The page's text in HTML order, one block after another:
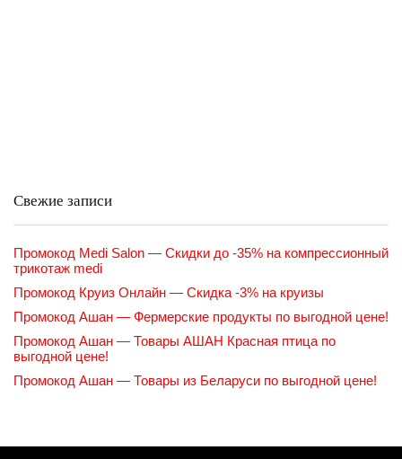
Свежие записи
Промокод Medi Salon — Скидки до -35% на компрессионный
трикотаж medi
Промокод Круиз Онлайн — Скидка -3% на круизы
Промокод Ашан — Фермерские продукты по выгодной цене!
Промокод Ашан — Товары АШАН Красная птица по
выгодной цене!
Промокод Ашан — Товары из Беларуси по выгодной цене!